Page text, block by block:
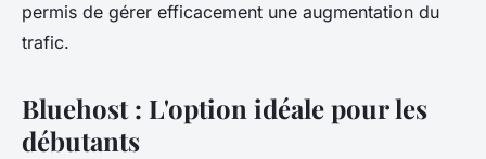
permis de gérer efficacement une augmentation du
trafic.
Bluehost : L'option idéale pour les
débutants